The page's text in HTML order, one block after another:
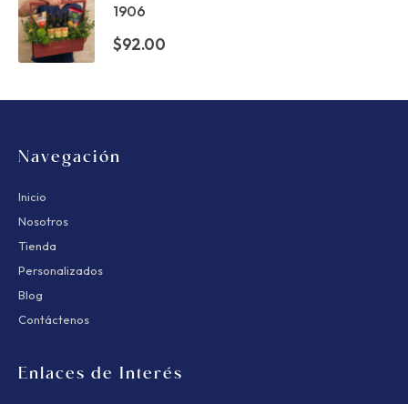
1906
$92.00
Navegación
Inicio
Nosotros
Tienda
Personalizados
Blog
Contáctenos
Enlaces de Interés